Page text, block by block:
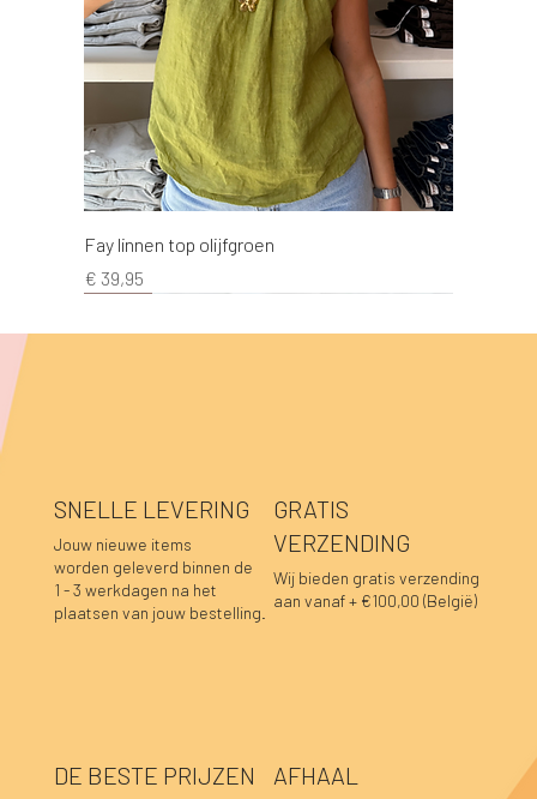
Fay linnen top olijfgroen
Prijs
€ 39,95
SNELLE LEVERING
Jouw nieuwe items
worden geleverd binnen de
1 - 3 werkdagen na het
plaatsen van jouw bestelling.
GRATIS
VERZENDING
Wij bieden gratis verzending
aan vanaf + €100,00 (België)
DE BESTE PRIJZEN AFHAAL